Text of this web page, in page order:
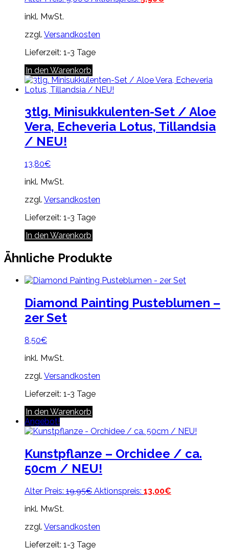
inkl. MwSt.
zzgl. Versandkosten
Lieferzeit: 1-3 Tage
In den Warenkorb
3tlg. Minisukkulenten-Set / Aloe
Vera, Echeveria Lotus, Tillandsia
/ NEU!
13,80€
inkl. MwSt.
zzgl. Versandkosten
Lieferzeit: 1-3 Tage
In den Warenkorb
Ähnliche Produkte
Diamond Painting Pusteblumen –
2er Set
8,50€
inkl. MwSt.
zzgl. Versandkosten
Lieferzeit: 1-3 Tage
In den Warenkorb
Angebot!
Kunstpflanze – Orchidee / ca.
50cm / NEU!
Alter Preis: 19,95€ Ursprünglicher
Aktionspreis: 13,00€
inkl. MwSt.
zzgl. Versandkosten
Lieferzeit: 1-3 Tage